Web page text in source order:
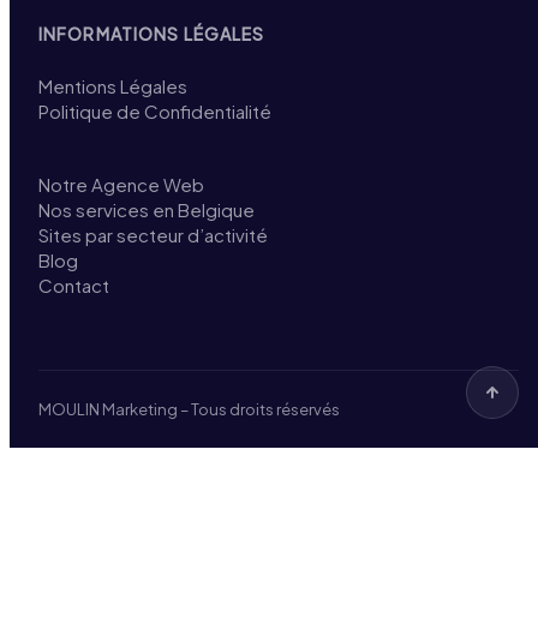
INFORMATIONS LÉGALES
Mentions Légales
Politique de Confidentialité
Notre Agence Web
Nos services en Belgique
Sites par secteur d’activité
Blog
Contact
MOULIN Marketing – Tous droits réservés